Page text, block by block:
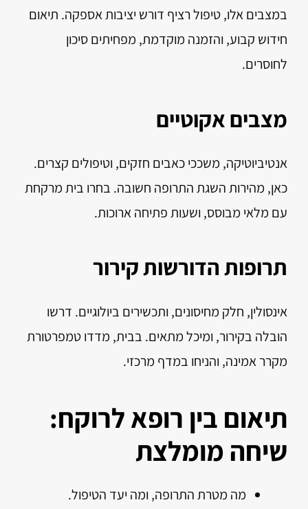
במצבים אלו, טיפול רציף דורש יציבות אספקה. תיאום
חידוש קבוע, והזמנה מוקדמת, מפחיתים סיכון
לחוסרים.
מצבים אקוטיים
אנטיביוטיקה, משככי כאבים חזקים, וטיפולים קצרים.
כאן, מהירות השגת התרופה חשובה. בחרו בית מרקחת
עם מלאי מבוסס, ושעות פתיחה ארוכות.
תרופות הדורשות קירור
אינסולין, חלק מחיסונים, ותכשירים ביולוגיים. דרשו
הובלה בקירור, ומיכל מתאים. בבית, מדדו טמפרטורת
מקרר אמינה, והניחו במדף מרכזי.
תיאום בין רופא לרוקח:
שיחה מומלצת
מה מטרת התרופה, ומה יעד הטיפול.